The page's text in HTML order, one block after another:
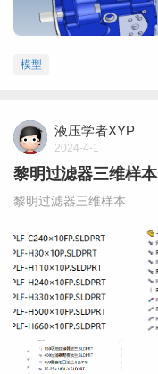
模型
液压学者XYP
2024-4-1
黎明过滤器三维样本
黎明过滤器三维样本